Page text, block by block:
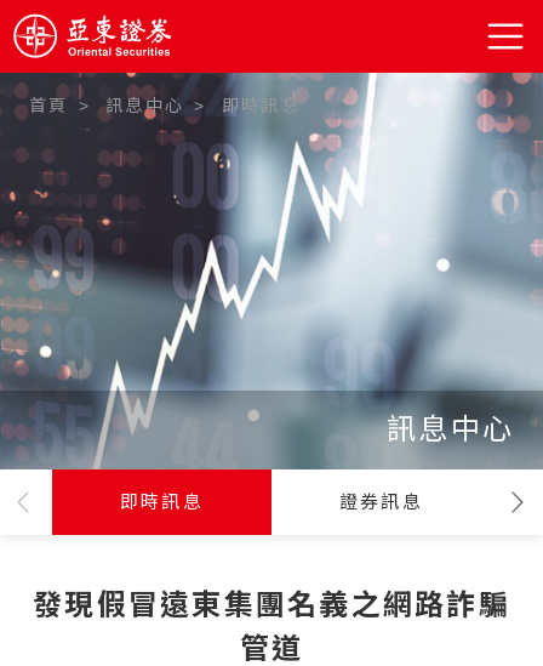
:::
首頁 訊息中心 即時訊息
訊息中心
即時訊息 證券訊息
發現假冒遠東集團名義之網路詐騙
管道